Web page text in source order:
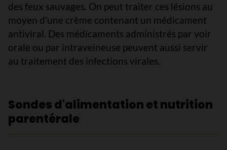
des feux sauvages. On peut traiter ces lésions au
moyen d'une crème contenant un médicament
antiviral. Des médicaments administrés par voir
orale ou par intraveineuse peuvent aussi servir
au traitement des infections virales.
Sondes d'alimentation et nutrition
parentérale